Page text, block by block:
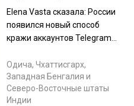
отзывов. По мне – сплошная
физуха, долгий спуск, потом
подъем по этому же пути.
Пока
Elena Vasta сказалa: России
появился новый способ
кражи аккаунтов Telegram
Прочитайте! У моих двух
знакомых вот так увели
аккаунты
Одича, Чхаттисгарх,
Западная Бенгалия и
Северо-Восточные штаты
Индии